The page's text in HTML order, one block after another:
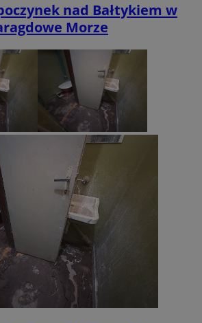
nad Bałtykiem w
Morze